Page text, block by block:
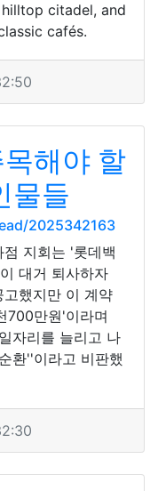
citadel, and
cafés.
해야 할
물들
2025342163
지회는 '롯데백
대거 퇴사하자
했지만 이 계약
700만원'이라며
자리를 늘리고 나
환''이라고 비판했